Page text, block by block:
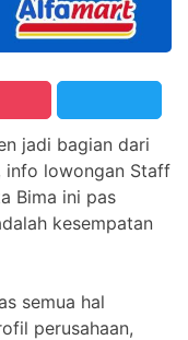
jadi bagian dari
info lowongan Staff
Bima ini pas
kesempatan
semua hal
perusahaan,